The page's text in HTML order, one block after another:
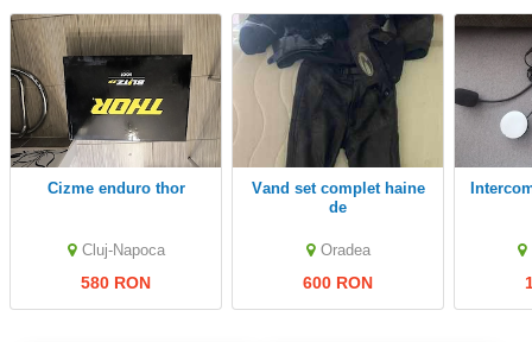
Cizme enduro thor
Cluj-Napoca
580 RON
vand set complet haine
de
M,pret: 600 Ron,la
Oradea
600 RON